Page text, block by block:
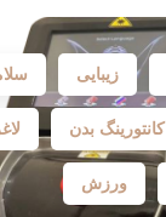
زیبایی
کانتورینگ بدن
ورزش